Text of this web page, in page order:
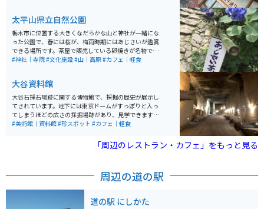
太平山県立自然公園
栃木市に位置する大きくなだらかな山と神社が一緒にな
った公園で、春には桜が、梅雨時期にはあじさいが鑑賞
できる場所です。茶屋で販売している卵焼きが名物で、
きれいな景色を楽しみながらいただけます。
#神社｜寺院#文化施設#山｜高原#カフェ｜軽食
大谷資料館
大谷石採石場跡に関する博物館で、採掘の歴史が展示し
てされています。地下には東京ドームがすっぽりと入っ
てしまうほどの広さの採掘場跡があり、見学できます。
ライトアップされていたり、アート作品があったりと楽
#美術館｜資料館#珍スポット #カフェ｜軽食
「周辺のレストラン・カフェ」をもっと見る
周辺の道の駅
道の駅 にしかた